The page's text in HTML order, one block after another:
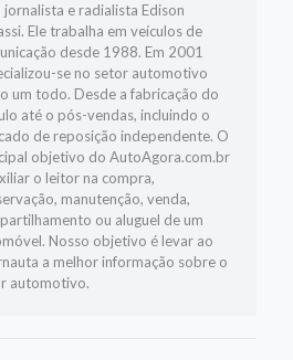
jornalista e radialista Edison
Ele trabalha em veículos de
desde 1988. Em 2001
se no setor automotivo
um todo. Desde a fabricação do
até o pós-vendas, incluindo o
de reposição independente. O
objetivo do AutoAgora.com.br
o leitor na compra,
manutenção, venda,
ou aluguel de um
Nosso objetivo é levar ao
a melhor informação sobre o
automotivo.